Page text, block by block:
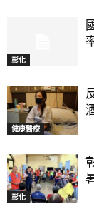
彰化
健康醫療
彰化